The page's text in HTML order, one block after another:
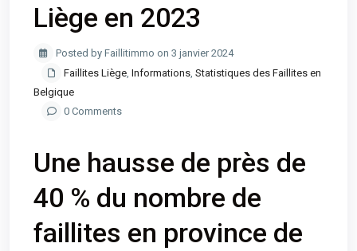
Liège en 2023
Posted by Faillitimmo on 3 janvier 2024
Faillites Liège, Informations, Statistiques des Faillites en
Belgique
0 Comments
Une hausse de près de
40 % du nombre de
faillites en province de